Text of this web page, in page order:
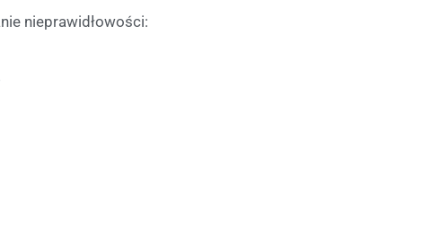
nieprawidłowości: